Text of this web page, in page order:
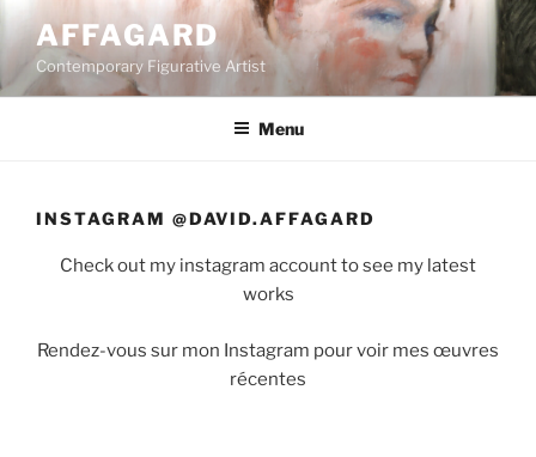
Aller
au
contenu
principal
AFFAGARD
Contemporary Figurative Artist
Menu
INSTAGRAM @DAVID.AFFAGARD
Check out my instagram account to see my latest
works
Rendez-vous sur mon Instagram pour voir mes œuvres
récentes